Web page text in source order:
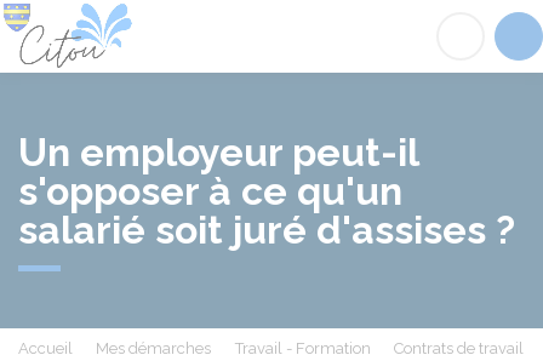
Un employeur peut-il
s'opposer à ce qu'un
salarié soit juré d'assises ?
Accueil Mes démarches Travail - Formation
Contrats de travail